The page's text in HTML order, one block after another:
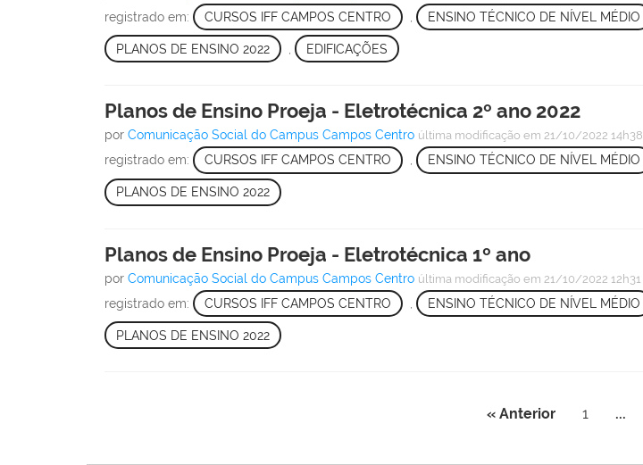
registrado em: CURSOS IFF CAMPOS CENTRO ENSINO TÉCNICO DE NÍVEL MÉDIO
PLANOS DE ENSINO 2022 EDIFICAÇÕES
Planos de Ensino Proeja - Eletrotécnica 2º ano 2022
porComunicação Social do Campus Campos Centro última modificação em 21/10/2022 14h38
registrado em: CURSOS IFF CAMPOS CENTRO , ENSINO TÉCNICO DE NÍVEL MÉDIO
PLANOS DE ENSINO 2022
Planos de Ensino Proeja - Eletrotécnica 1º ano
porComunicação Social do Campus Campos Centro última modificação em 21/10/2022 12h31
registrado em: CURSOS IFF CAMPOS CENTRO ENSINO TÉCNICO DE NÍVEL MÉDIO
PLANOS DE ENSINO 2022
« Anterior 1 ...